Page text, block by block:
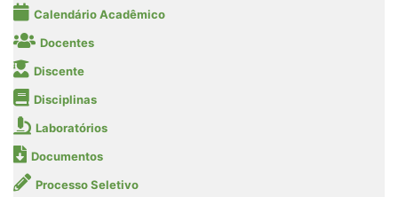
Calendário Acadêmico
Docentes
Discente
Disciplinas
Laboratórios
Documentos
Processo Seletivo